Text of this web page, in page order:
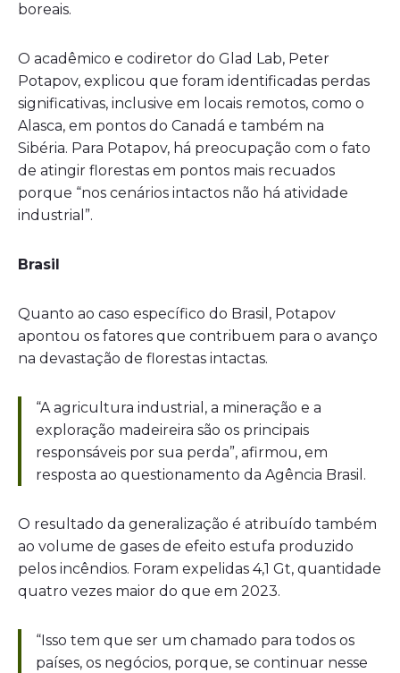
boreais.
O acadêmico e codiretor do Glad Lab, Peter
Potapov, explicou que foram identificadas perdas
significativas, inclusive em locais remotos, como o
Alasca, em pontos do Canadá e também na
Sibéria. Para Potapov, há preocupação com o fato
de atingir florestas em pontos mais recuados
porque “nos cenários intactos não há atividade
industrial”.
Brasil
Quanto ao caso específico do Brasil, Potapov
apontou os fatores que contribuem para o avanço
na devastação de florestas intactas.
“A agricultura industrial, a mineração e a
exploração madeireira são os principais
responsáveis por sua perda”, afirmou, em
resposta ao questionamento da Agência Brasil.
O resultado da generalização é atribuído também
ao volume de gases de efeito estufa produzido
pelos incêndios. Foram expelidas 4,1 Gt, quantidade
quatro vezes maior do que em 2023.
“Isso tem que ser um chamado para todos os
países, os negócios, porque, se continuar nesse